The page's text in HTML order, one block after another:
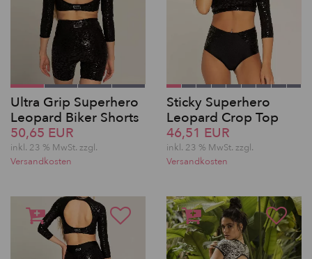
Ultra Grip Superhero
Leopard Biker Shorts
50,65 EUR
inkl. 23 % MwSt. zzgl.
Versandkosten
Sticky Superhero
Leopard Crop Top
46,51 EUR
inkl. 23 % MwSt. zzgl.
Versandkosten